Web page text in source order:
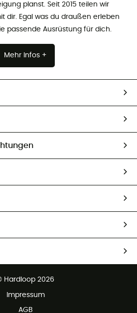
planst. Seit 2015 teilen wir
dir. Egal was du draußen erleben
passende Ausrüstung für dich.
Mehr Infos +
Hardloop 2026
Impressum
AGB